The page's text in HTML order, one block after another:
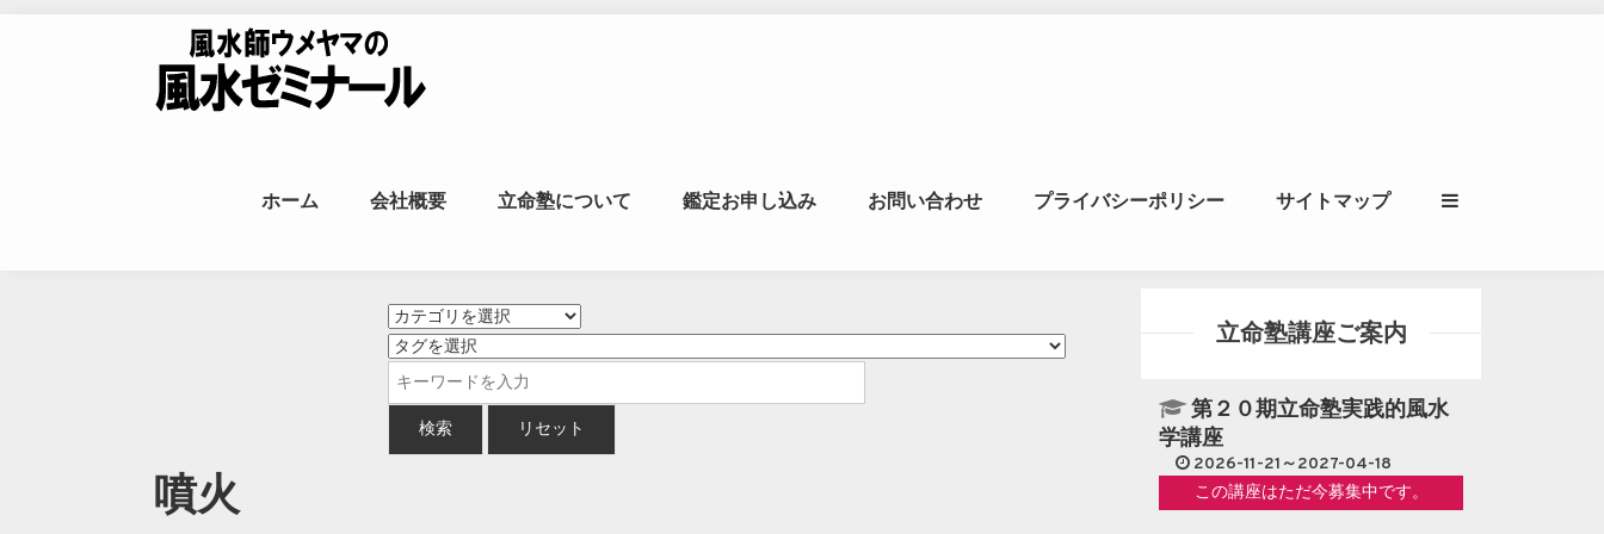
風水師ウメヤマの風水ゼミナール｜風水学・四柱推
ホーム 会社概要 立命塾について 鑑定お申し込み お問い合わせ プライバシーポリシー サイトマップ
噴火
立命塾講座ご案内
第２０期立命塾実践的風水
学講座
2026-11-21～2027-04-18
この講座はただ今募集中です。